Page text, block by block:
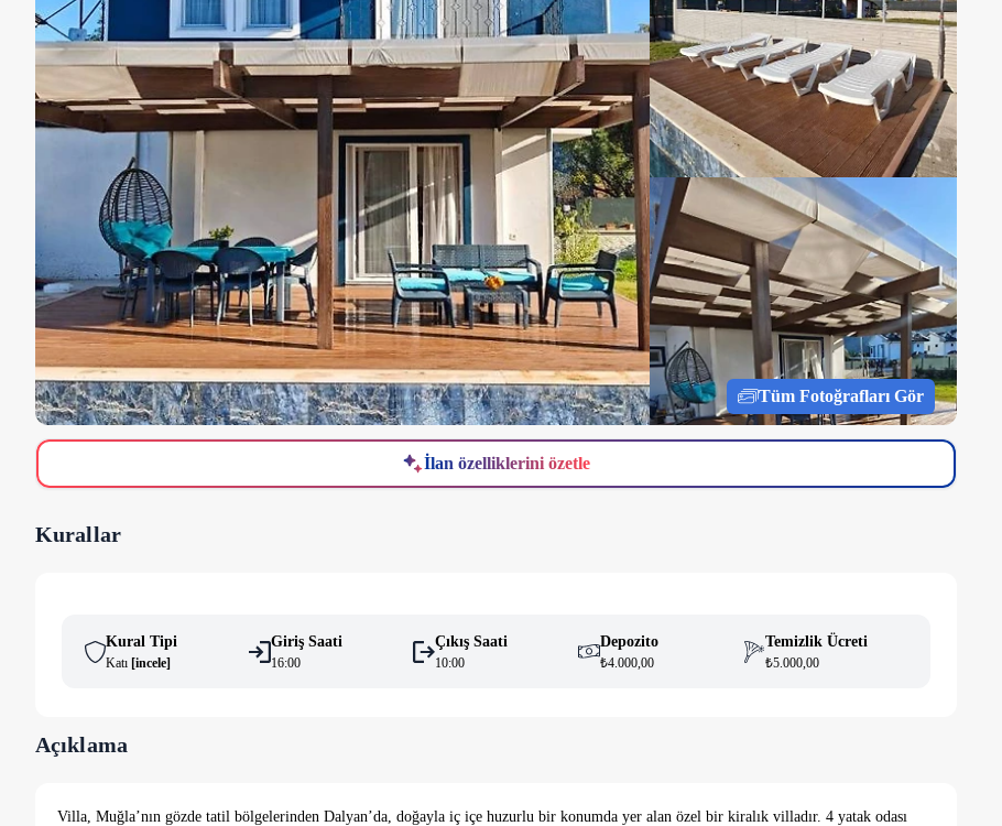
Tüm Fotoğrafları Gör
İlan özelliklerini özetle
Kurallar
Kural Tipi
Katı [i̇ncele]
Giriş Saati
16:00
Çıkış Saati
10:00
Depozito
₺4.000,00
Temizlik Ücreti
₺5.000,00
Açıklama
Villa, Muğla’nın gözde tatil bölgelerinden Dalyan’da, doğayla iç içe huzurlu bir konumda yer alan özel bir kiralık villadır. 4 yatak odası